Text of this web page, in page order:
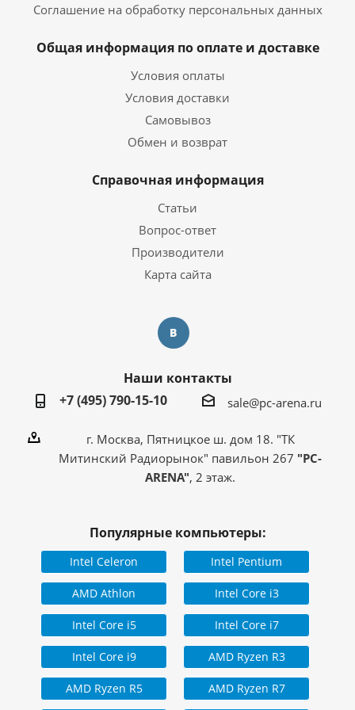
Видеокарта
Видеокарта NVIDIA GeForce GTX 1660
Дискретная
Объем видеопамяти
6 ГБ
Операционная система
Операционная система Windows 10 Pro Trial
1STPLAYER MIKU Mi2-A
BLACK
Информация о гарантии
Перейти на страницу с
информацией о
Страна производитель
Компьютер собран в РФ
комплектующих из
стран: Китай,
Тайвань
Соглашение на обработку персональных данных
Общая информация по оплате и доставке
Условия оплаты
Условия доставки
Самовывоз
Обмен и возврат
Справочная информация
Статьи
Вопрос-ответ
Производители
Карта сайта
Наши контакты
+7 (495) 790-15-10
sale@pc-arena.ru
г. Москва, Пятницкое ш. дом 18. "ТК
Митинский Радиорынок" павильон 267 "PC-
ARENA", 2 этаж.
Популярные компьютеры:
Intel Celeron Intel Pentium
AMD Athlon Intel Core i3
Intel Core i5 Intel Core i7
Intel Core i9 AMD Ryzen R3
AMD Ryzen R5 AMD Ryzen R7